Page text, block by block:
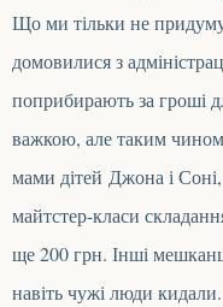
Що ми тільки не
домовилися з
поприбирають за гроші
важкою, але таким
мами дітей Джона і Соні,
майтстер-класи
ще 200 грн. Інші
навіть чужі люди кидали.